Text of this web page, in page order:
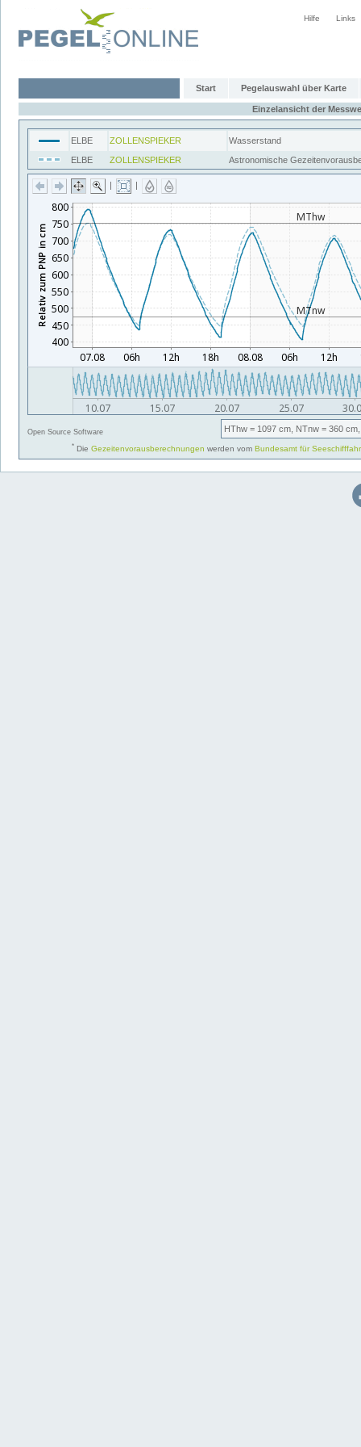
Hilfe Links
Start Pegelauswahl über Karte
Einzelansicht der
ELBE ZOLLENSPIEKER
Wasserstand
ELBE
ZOLLENSPIEKER Astronomische
| |
Open Source Software HThw = 1097 cm, NTnw = 360 cm,
* Die Gezeitenvorausberechnungen werden vom Bundesamt für